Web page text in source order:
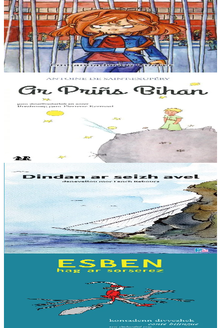
Nul eo ar 6vet klas !
La sixième c’est nul, on doit être comme tout le monde. Alors quand
on n’en a rien à faire de son image, on se réfugie ailleurs… Une
histoire facile à lire...
En stock 5,60 €
Le Petit Prince
Le Petit Prince est revenu ! Et cette fois, c'est en breton qu'il
s'exprime. Mais quelle que soit la langue, c'est un bonheur que de
retrouver ce Petit Prince...
En stock18,00 €
TES
Dindan ar seizh avel
Nouvelles maritimes. Embarquez à la suite d’Aogust, jeune mousse
en route pour la pêche en Islande, et Klaoda, fille d’un capitaine
cap-hornier....
En stock8,00 €
Esben hag ar sorserez
Les onze frères d’Esben sont grands et forts, mais pas très malins.
Heureusement leur petit frère vient souvent leur porter secours,